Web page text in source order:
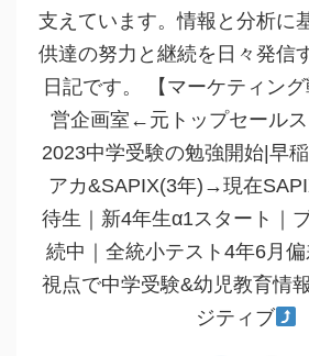
支えています。情報と分析に
供達の努力と継続を日々発信
日記です。 【マーケティン
営企画室←元トップセール
2023中学受験の勉強開始|早
アカ&SAPIX(3年)→現在
待生｜新4年生α1スタート｜
続中｜全統小テスト4年6月
視点で中学受験&幼児教育情
ジティブ